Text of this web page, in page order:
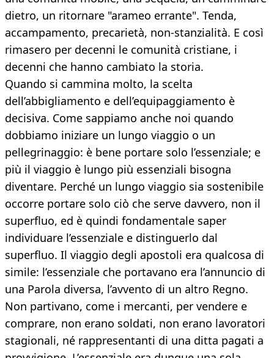
dietro, un ritornare "arameo errante". Tenda,
accampamento, precarietà, non-stanzialità. E così
rimasero per decenni le comunità cristiane, i
decenni che hanno cambiato la storia.
Quando si cammina molto, la scelta
dell’abbigliamento e dell’equipaggiamento è
decisiva. Come sappiamo anche noi quando
dobbiamo iniziare un lungo viaggio o un
pellegrinaggio: è bene portare solo l’essenziale; e
più il viaggio è lungo più essenziali bisogna
diventare. Perché un lungo viaggio sia sostenibile
occorre portare solo ciò che serve davvero, non il
superfluo, ed è quindi fondamentale saper
individuare l’essenziale e distinguerlo dal
superfluo. Il viaggio degli apostoli era qualcosa di
simile: l’essenziale che portavano era l’annuncio di
una Parola diversa, l’avvento di un altro Regno.
Non partivano, come i mercanti, per vendere e
comprare, non erano soldati, non erano lavoratori
stagionali, né rappresentanti di una ditta pagati a